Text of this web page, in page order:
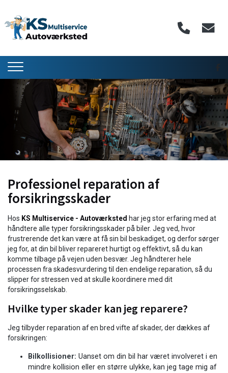
hovedindhold
Professionel reparation af
forsikringsskader
Hos KS Multiservice - Autoværksted har jeg stor erfaring med at
håndtere alle typer forsikringsskader på biler. Jeg ved, hvor
frustrerende det kan være at få sin bil beskadiget, og derfor sørger
jeg for, at din bil bliver repareret hurtigt og effektivt, så du kan
komme tilbage på vejen uden besvær. Jeg håndterer hele
processen fra skadesvurdering til den endelige reparation, så du
slipper for stressen ved at skulle koordinere med dit
forsikringsselskab.
Hvilke typer skader kan jeg reparere?
Jeg tilbyder reparation af en bred vifte af skader, der dækkes af
forsikringen:
Bilkollisioner: Uanset om din bil har været involveret i en
mindre kollision eller en større ulykke, kan jeg tage mig af